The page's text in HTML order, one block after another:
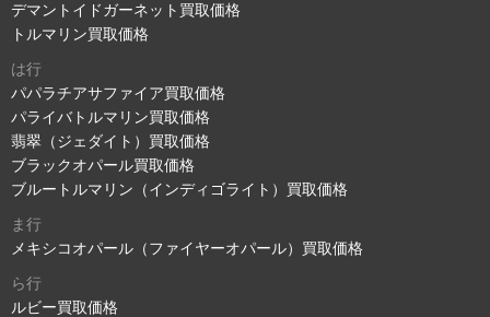
デマントイドガーネット買取価格
トルマリン買取価格
は行
パパラチアサファイア買取価格
パライバトルマリン買取価格
翡翠（ジェダイト）買取価格
ブラックオパール買取価格
ブルートルマリン（インディゴライト）買取価格
ま行
メキシコオパール（ファイヤーオパール）買取価格
ら行
ルビー買取価格